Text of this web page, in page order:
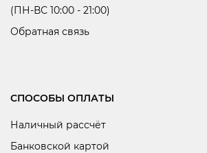
(ПН-ВС 10:00 - 21:00)
Обратная связь
СПОСОБЫ ОПЛАТЫ
Наличный рассчёт
Банковской картой